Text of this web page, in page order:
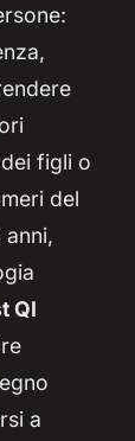
figli o
del
anni,
QI
a